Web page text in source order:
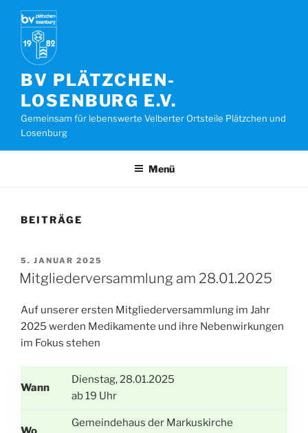
Zum
Inhalt
springen
BV PLÄTZCHEN-
LOSENBURG E.V.
Gemeinsam für lebenswerte Velberter Ortsteile Plätzchen und
Losenburg
Menü
BEITRÄGE
VERÖFFENTLICHT
AM
5. JANUAR 2025
Mitgliederversammlung am 28.01.2025
Auf unserer ersten Mitgliederversammlung im Jahr
2025 werden Medikamente und ihre Nebenwirkungen
im Fokus stehen
Wann
Dienstag, 28.01.2025
ab 19 Uhr
Gemeindehaus der Markuskirche